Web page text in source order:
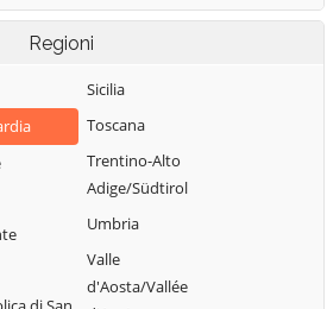
ed Uniti
ed
Proserpio
Rezzago
Rodero
Rovellasca
Rovello Porro
San Bartolomeo
Val Cavargna
Regioni
Sicilia
Toscana
Trentino-Alto
Adige/Südtirol
Umbria
Valle
d'Aosta/Vallée